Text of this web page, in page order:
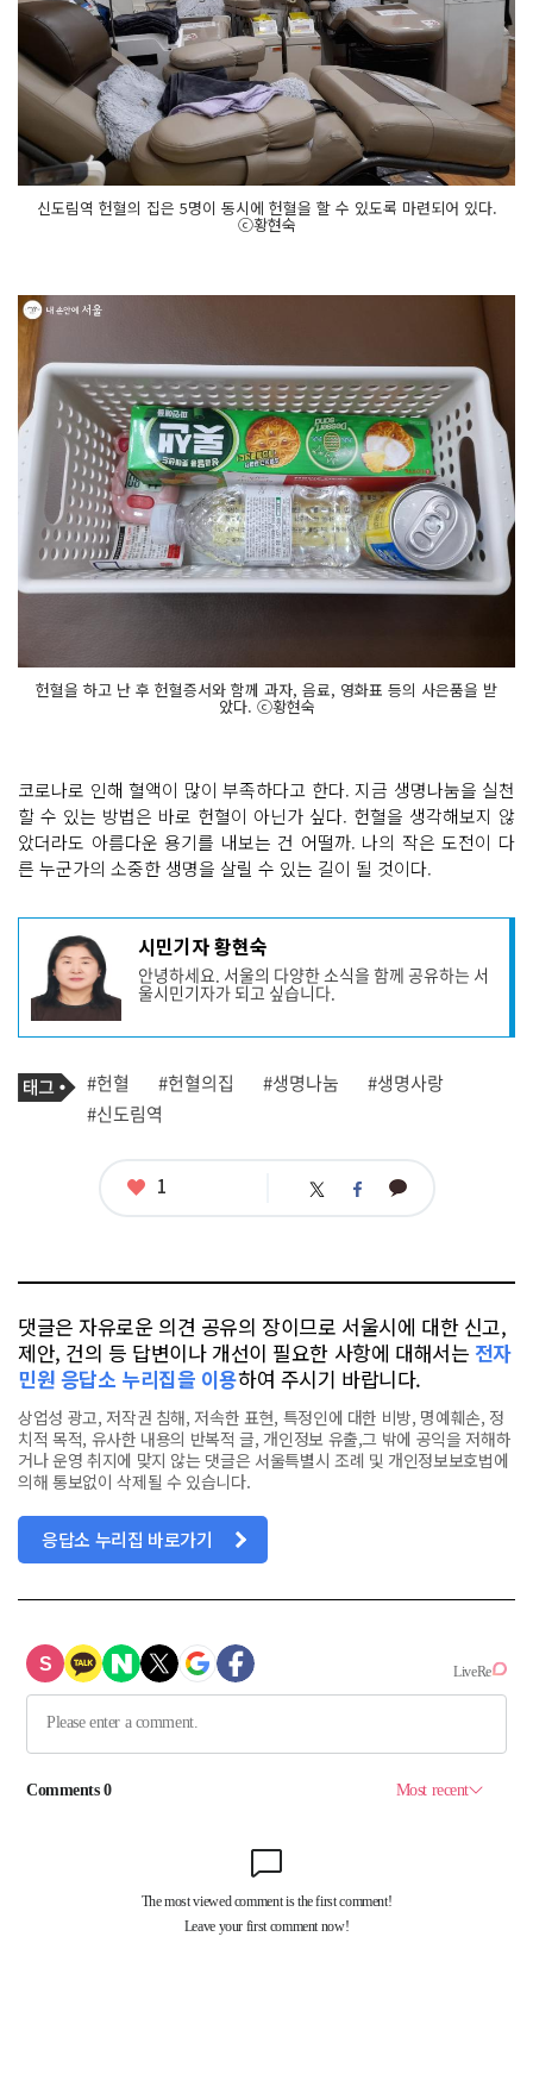
신도림역 헌혈의 집은 5명이 동시에 헌혈을 할 수 있도록 마련되어 있다.
ⓒ황현숙
헌혈을 하고 난 후 헌혈증서와 함께 과자, 음료, 영화표 등의 사은품을 받
았다. ⓒ황현숙
코로나로 인해 혈액이 많이 부족하다고 한다. 지금 생명나눔을 실천
할 수 있는 방법은 바로 헌혈이 아닌가 싶다. 헌혈을 생각해보지 않
았더라도 아름다운 용기를 내보는 건 어떨까. 나의 작은 도전이 다
른 누군가의 소중한 생명을 살릴 수 있는 길이 될 것이다.
작
성
자
프
필
시민기자 황현숙
안녕하세요. 서울의 다양한 소식을 함께 공유하는 서
울시민기자가 되고 싶습니다.
기
사
관
련
태
그
#헌혈 #헌혈의집 #생명나눔
#생명사랑
#신도림역
좋1 트 페 카
댓글은 자유로운 의견 공유의 장이므로 서울시에 대한 신고,
제안, 건의 등 답변이나 개선이 필요한 사항에 대해서는 전자
민원 응답소 누리집을 이용하여 주시기 바랍니다.
상업성 광고, 저작권 침해, 저속한 표현, 특정인에 대한 비방, 명예훼손, 정
치적 목적, 유사한 내용의 반복적 글, 개인정보 유출,그 밖에 공익을 저해하
거나 운영 취지에 맞지 않는 댓글은 서울특별시 조례 및 개인정보보호법에
의해 통보없이 삭제될 수 있습니다.
응답소 누리집 바로가기